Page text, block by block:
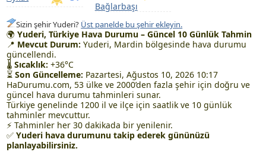
Bağlarbaşı
Sizin şehir Yuderi? Üst panelde bu şehir ekleyin.
🌍Yuderi, Türkiye Hava Durumu – Güncel 10 Günlük Tahmin
📍 Mevcut Durum: Yuderi, Mardin bölgesinde hava durumu
güncellendi.
🌡Sıcaklık: +36°C
⏳Son Güncelleme: Pazartesi, Ağustos 10, 2026 10:17
HaDurumu.com, 53 ülke ve 2000’den fazla şehir için doğru ve
güncel hava durumu tahminleri sunar.
Türkiye genelinde 1200 il ve ilçe için saatlik ve 10 günlük
tahminler mevcuttur.
⚡ Tahminler her 30 dakikada bir yenilenir.
✅Yuderi hava durumunu takip ederek gününüzü
planlayabilirsiniz.